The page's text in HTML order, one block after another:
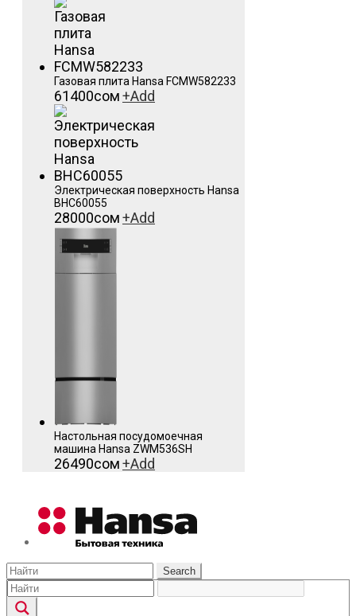
Газовая плита Hansa FCMW582233
61400сом+Add
Электрическая поверхность Hansa
BHC60055
28000сом+Add
Настольная посудомоечная
машина Hansa ZWM536SH
26490сом+Add
Search